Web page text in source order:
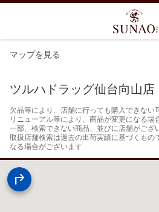
マップを見る
ツルハドラッグ仙台向山店
欠品等により、店舗に行っても購入できない
リニューアル等により、商品が変更になる場
一部、検索できない商品、並びに店舗がござ
取扱店舗検索は過去の出荷実績に基づくもの
なる場合がございます